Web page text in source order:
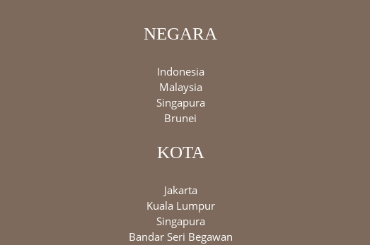
NEGARA
Indonesia
Malaysia
Singapura
Brunei
KOTA
Jakarta
Kuala Lumpur
Singapura
Bandar Seri Begawan